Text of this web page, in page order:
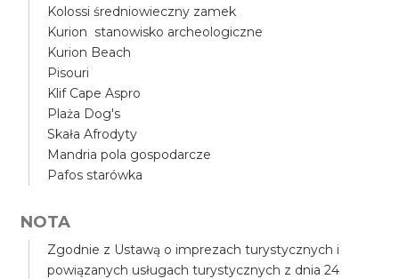
Kolossi średniowieczny zamek
Kurion stanowisko archeologiczne
Kurion Beach
Pisouri
Klif Cape Aspro
Plaża Dog's
Skała Afrodyty
Mandria pola gospodarcze
Pafos starówka
NOTA
Zgodnie z Ustawą o imprezach turystycznych i
powiązanych usługach turystycznych z dnia 24